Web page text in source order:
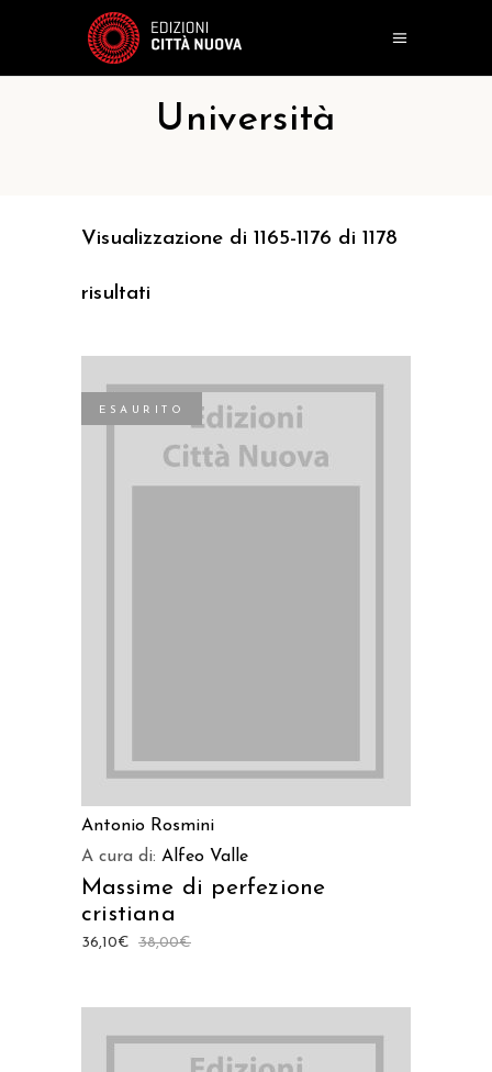
Università
Visualizzazione di 1165-1176 di 1178
risultati
ESAURITO
Antonio Rosmini
A cura di: Alfeo Valle
Massime di perfezione
cristiana
38,00€
36,10€